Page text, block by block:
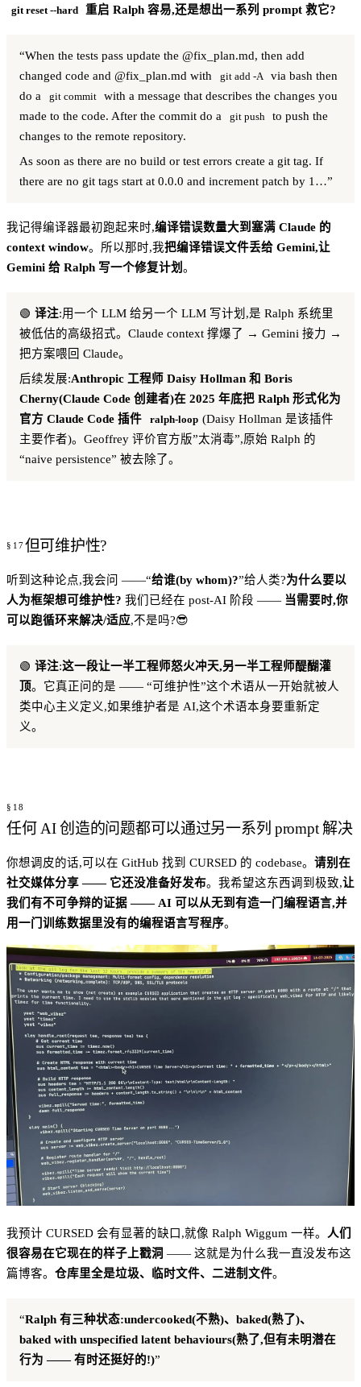
git reset --hard 重启 Ralph 容易,还是想出一系列 prompt 救它?
“When the tests pass update the @fix_plan.md, then add
changed code and @fix_plan.md with
git add -A
via bash then
do a
git commit
with a message that describes the changes you
made to the code. After the commit do a
git push
to push the
changes to the remote repository.
As soon as there are no build or test errors create a git tag. If
there are no git tags start at 0.0.0 and increment patch by 1…”
我记得编译器最初跑起来时,编译错误数量大到塞满 Claude 的
context window。所以那时,我把编译错误文件丢给 Gemini,让
Gemini 给 Ralph 写一个修复计划 。
🟢 译注:用一个 LLM 给另一个 LLM 写计划,是 Ralph 系统里
被低估的高级招式。Claude context 撑爆了 → Gemini 接力 →
把方案喂回 Claude。
后续发展:Anthropic 工程师 Daisy Hollman 和 Boris
Cherny(Claude Code 创建者)在 2025 年底把 Ralph 形式化为
官方 Claude Code 插件
ralph-loop (Daisy Hollman 是该插件
主要作者)。Geoffrey 评价官方版”太消毒”,原始 Ralph 的
“naive persistence” 被去除了。
但可维护性?
听到这种论点,我会问 ——“给谁(by whom)?”给人类?为什么要以
人为框架想可维护性? 我们已经在 post-AI 阶段 —— 当需要时,你
可以跑循环来解决/适应,不是吗?😎
🟢 译注:这一段让一半工程师怒火冲天,另一半工程师醍醐灌
顶。它真正问的是 —— “可维护性”这个术语从一开始就被人
类中心主义定义,如果维护者是 AI,这个术语本身要重新定
义。
任何 AI 创造的问题都可以通过另一系列 prompt 解决
你想调皮的话,可以在 GitHub 找到 CURSED 的 codebase。 请别在
社交媒体分享 —— 它还没准备好发布。我希望这东西调到极致,让
我们有不可争辩的证据 —— AI 可以从无到有造一门编程语言,并
用一门训练数据里没有的编程语言写程序。
我预计 CURSED 会有显著的缺口,就像 Ralph Wiggum 一样。
人们
很容易在它现在的样子上戳洞 —— 这就是为什么我一直没发布这
篇博客。 仓库里全是垃圾、临时文件、二进制文件。
“Ralph 有三种状态:undercooked(不熟)、baked(熟了)、
baked with unspecified latent behaviours(熟了,但有未明潜在
行为 —— 有时还挺好的!)”